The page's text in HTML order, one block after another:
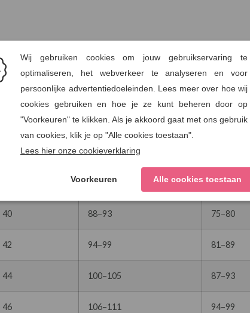
& Knitted Clothing)
FR/ES Borst (cm)
76–81
82–87 69–74
40 88–93 75–80
42 94–99 81–89
44 100–105 87–93
46 106–111 94–99